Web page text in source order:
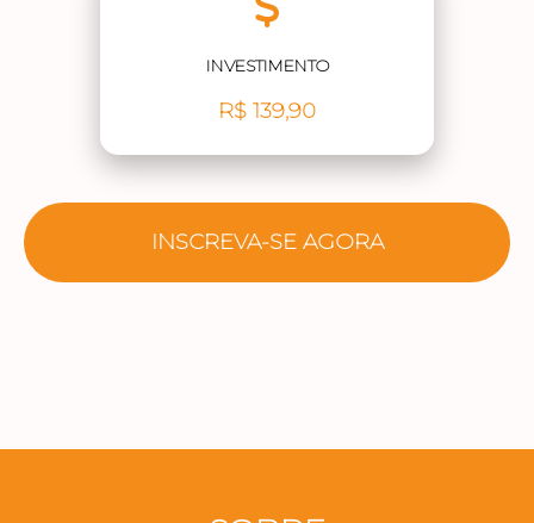
INVESTIMENTO
R$ 139,90
INSCREVA-SE AGORA